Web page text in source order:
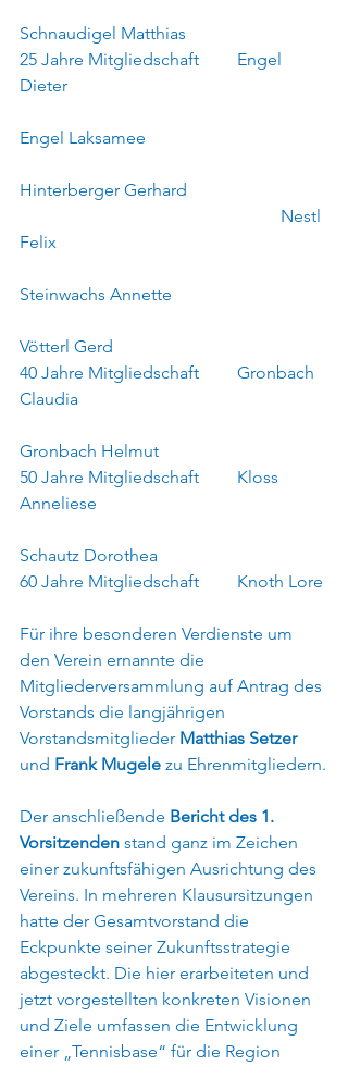
Schnaudigel Matthias
25 Jahre Mitgliedschaft	Engel
Engel Laksamee
Felix
Vötterl Gerd
40 Jahre Mitgliedschaft	Gronbach
Gronbach Helmut
50 Jahre Mitgliedschaft	Kloss
Schautz Dorothea
60 Jahre Mitgliedschaft	Knoth Lore
Für ihre besonderen Verdienste um
den Verein ernannte die
Mitgliederversammlung auf Antrag des
Vorstands die langjährigen
Vorstandsmitglieder Matthias Setzer
und Frank Mugele zu Ehrenmitgliedern.
Der anschließende Bericht des 1.
Vorsitzenden stand ganz im Zeichen
einer zukunftsfähigen Ausrichtung des
Vereins. In mehreren Klausursitzungen
hatte der Gesamtvorstand die
Eckpunkte seiner Zukunftsstrategie
abgesteckt. Die hier erarbeiteten und
jetzt vorgestellten konkreten Visionen
und Ziele umfassen die Entwicklung
einer „Tennisbase“ für die Region